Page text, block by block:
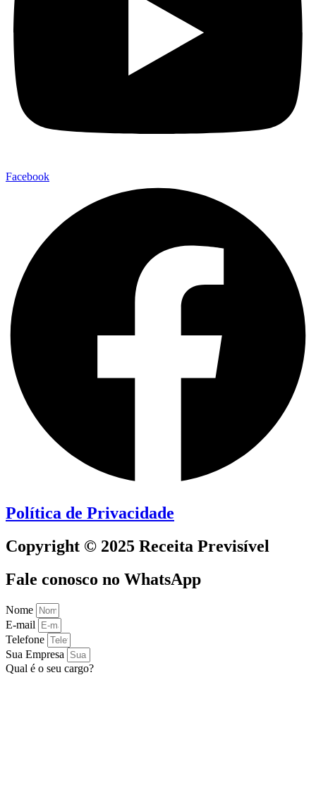
Facebook
Política de Privacidade
Copyright © 2025 Receita Previsível
Fale conosco no WhatsApp
Nome
E-mail
Telefone
Sua Empresa
Qual é o seu cargo?